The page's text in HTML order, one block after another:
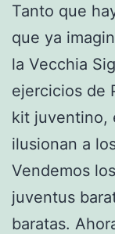
Tanto que
que ya
la Vecchia
ejercicios de
kit juventino,
ilusionan a
Vendemos
juventus
baratas.